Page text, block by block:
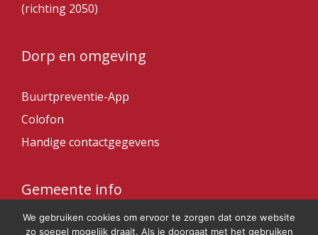
(richting 2050)
Dorp en omgeving
Buurtpreventie-App
Colofon
Handige contactgegevens
Gemeente info
Gemeente Veendam
We gebruiken cookies om ervoor te zorgen dat onze website
zo soepel mogelijk draait. Als je doorgaat met het gebruiken